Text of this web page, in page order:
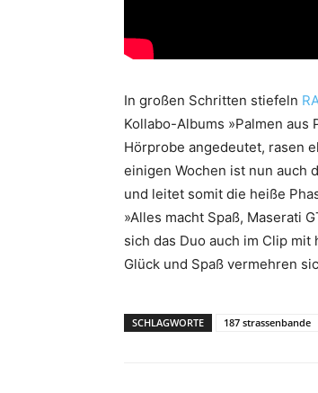
In großen Schritten stiefeln
Kollabo-Albums »Palmen aus
Hörprobe angedeutet, rasen
einigen Wochen ist nun auch
und leitet somit die heiße
»Alles macht Spaß, Maserati
sich das Duo auch im Clip
Glück und Spaß vermehren
SCHLAGWORTE 187 strassenbande